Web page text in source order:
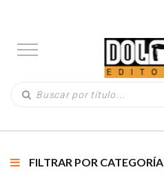
FILTRAR POR CATEGORÍA